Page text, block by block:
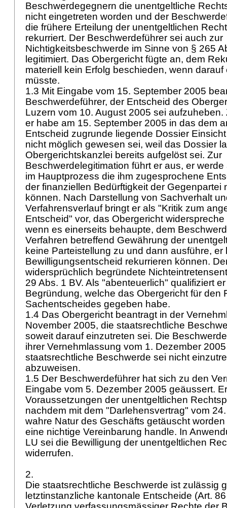
Beschwerdegegnern die unentgeltliche
nicht eingetreten worden und der
die frühere Erteilung der unentgeltlichen
rekurriert. Der Beschwerdeführer sei auch zur
Nichtigkeitsbeschwerde im Sinne von § 265
legitimiert. Das Obergericht fügte an, dem
materiell kein Erfolg beschieden, wenn
müsste.
1.3 Mit Eingabe vom 15. September 2005
Beschwerdeführer, der Entscheid des
Luzern vom 10. August 2005 sei aufzuheben.
er habe am 15. September 2005 in das dem
Entscheid zugrunde liegende Dossier
nicht möglich gewesen sei, weil das Dossier
Obergerichtskanzlei bereits aufgelöst sei. Zur
Beschwerdelegitimation führt er aus, er
im Hauptprozess die ihm zugesprochene
der finanziellen Bedürftigkeit der Gegenpartei
können. Nach Darstellung von Sachverhalt
Verfahrensverlauf bringt er als "Kritik zum
Entscheid" vor, das Obergericht
wenn es einerseits behaupte, dem
Verfahren betreffend Gewährung der
keine Parteistellung zu und dann ausführe,
Bewilligungsentscheid rekurrieren können.
widersprüchlich begründete
29 Abs. 1 BV. Als "abenteuerlich" qualifiziert
Begründung, welche das Obergericht für den
Sachentscheides gegeben habe.
1.4 Das Obergericht beantragt in der
November 2005, die staatsrechtliche
soweit darauf einzutreten sei. Die
ihrer Vernehmlassung vom 1. Dezember
staatsrechtliche Beschwerde sei nicht
abzuweisen.
1.5 Der Beschwerdeführer hat sich zu den
Eingabe vom 5. Dezember 2005 geäussert.
Voraussetzungen der unentgeltlichen
nachdem mit dem "Darlehensvertrag" vom
wahre Natur des Geschäfts getäuscht
eine nichtige Vereinbarung handle. In
LU sei die Bewilligung der unentgeltlichen
widerrufen.
2.
Die staatsrechtliche Beschwerde ist zulässig
letztinstanzliche kantonale Entscheide (Art.